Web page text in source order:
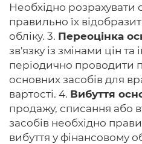
Необхідно розрахувати
правильно їх
обліку. 3. Переоцінка
зв'язку із змінами цін
періодично проводити
основних засобів для
вартості. 4. Вибуття
продажу, списання або
засобів необхідно
вибуття у фінансовому